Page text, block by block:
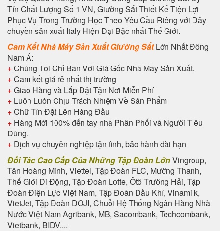
Tín Chất Lượng Số 1 VN, Giường Sắt Thiết Kế Tiện Lợi
Phục Vụ Trong Trường Học Theo Yêu Cầu Riêng với Dây
chuyền sản xuất Italy Hiện Đại Bậc nhất Thế Giới.
Cam Kết Nhà Máy Sản Xuất Giường SắtLớn Nhất Đông
Nam Á:
+Chúng Tôi Chỉ Bán Với Giá Gốc Nhà Máy Sản Xuất.
+Cam kết giá rẻ nhất thị trường
+Giao Hàng và Lắp Đặt Tận Nơi Miễn Phí
+ Luôn Luôn Chịu Trách Nhiệm Về Sản Phẩm
+Chữ Tín Đặt Lên Hàng Đầu
+ Hàng Mới 100% đến tay nhà Phân Phối và Người Tiêu
Dùng.
+ Dịch vụ chuyên nghiệp tận tình, bảo hành dài hạn
Đối Tác Cao Cấp Của Những Tập Đoàn LớnVingroup,
Tân Hoàng Minh, Viettel, Tập Đoàn FLC, Mường Thanh,
Thế Giới Di Động, Tập Đoàn Lotte, Ôtô Trường Hải, Tập
Đoàn Điện Lực Việt Nam, Tập Đoàn Dầu Khí, Vinamilk,
VietJet, Tập Đoàn DOJI, Chuỗi Hệ Thống Ngân Hàng Nhà
Nước Việt Nam Agribank, MB, Sacombank, Techcombank,
Vietbank, BIDV....